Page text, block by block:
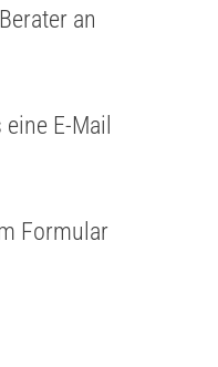
an
E-Mail
Formular